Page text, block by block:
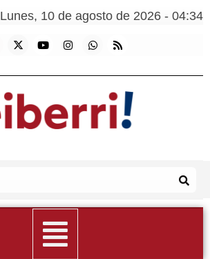
Lunes, 10 de agosto de 2026 - 04:34